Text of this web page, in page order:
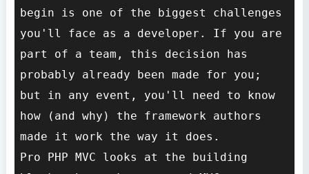
begin is one of the biggest challenges
you'll face as a developer. If you are
part of a team, this decision has
probably already been made for you;
but in any event, you'll need to know
how (and why) the framework authors
made it work the way it does.
Pro PHP MVC looks at the building